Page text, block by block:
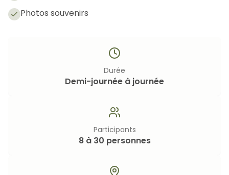
Photos souvenirs
Durée
Demi-journée à journée
Participants
8 à 30 personnes